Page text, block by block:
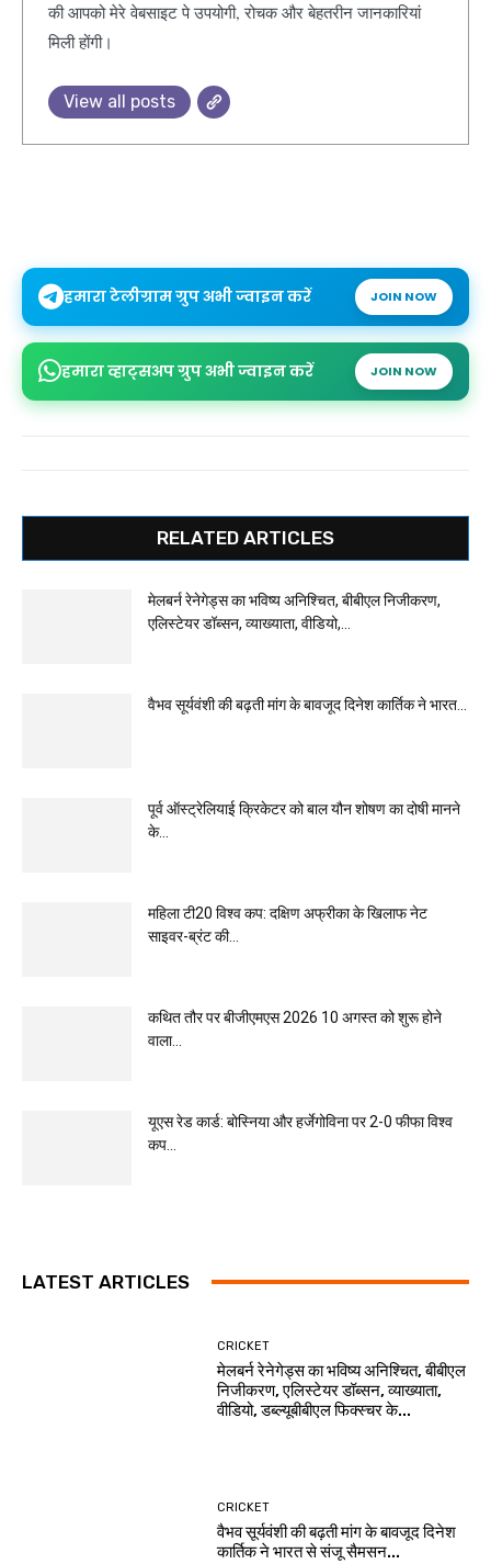
की आपको मेरे वेबसाइट पे उपयोगी, रोचक और बेहतरीन जानकारियां
मिली होंगी।
View all posts
हमारा टेलीग्राम ग्रुप अभी ज्वाइन करें JOIN NOW
हमारा व्हाट्सअप ग्रुप अभी ज्वाइन करें JOIN NOW
RELATED ARTICLES
मेलबर्न रेनेगेड्स का भविष्य अनिश्चित, बीबीएल निजीकरण,
एलिस्टेयर डॉब्सन, व्याख्याता, वीडियो,...
वैभव सूर्यवंशी की बढ़ती मांग के बावजूद दिनेश कार्तिक ने भारत...
पूर्व ऑस्ट्रेलियाई क्रिकेटर को बाल यौन शोषण का दोषी मानने
के...
महिला टी20 विश्व कप: दक्षिण अफ्रीका के खिलाफ नेट
साइवर-ब्रंट की...
कथित तौर पर बीजीएमएस 2026 10 अगस्त को शुरू होने
वाला...
यूएस रेड कार्ड: बोस्निया और हर्जेगोविना पर 2-0 फीफा विश्व
कप...
LATEST ARTICLES
CRICKET
मेलबर्न रेनेगेड्स का भविष्य अनिश्चित, बीबीएल
निजीकरण, एलिस्टेयर डॉब्सन, व्याख्याता,
वीडियो, डब्ल्यूबीबीएल फिक्स्चर के...
CRICKET
वैभव सूर्यवंशी की बढ़ती मांग के बावजूद दिनेश
कार्तिक ने भारत से संजू सैमसन...